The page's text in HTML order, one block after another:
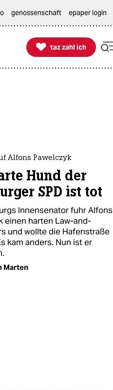
genossenschaft epaper login

taz zahl ich
taz zahl ich
Alfons Pawelczyk
Hund der
SPD ist tot
Innensenator fuhr Alfons
einen harten Law-and-
und wollte die Hafenstraße
kam anders. Nun ist er
Marten